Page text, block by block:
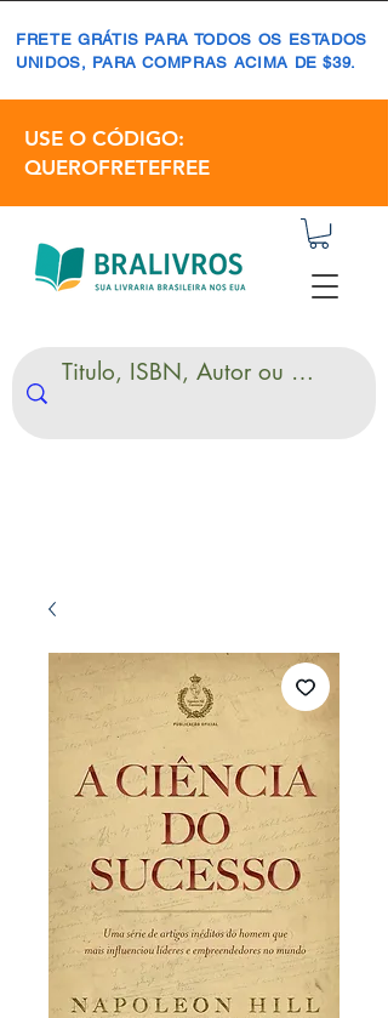
FRETE GRÁTIS PARA TODOS OS ESTADOS
UNIDOS, PARA COMPRAS ACIMA DE $39.
USE O CÓDIGO:
QUEROFRETEFREE